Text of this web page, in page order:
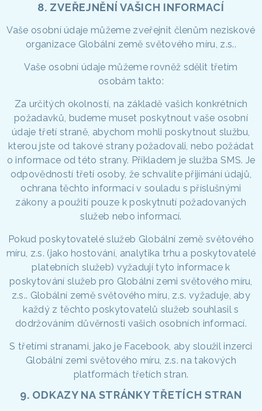
8. ZVEŘEJNĚNÍ VAŠICH INFORMACÍ
Vaše osobní údaje můžeme zveřejnit členům neziskové
organizace Globální země světového míru, z.s..
Vaše osobní údaje můžeme rovněž sdělit třetím
osobám takto:
Za určitých okolností, na základě vašich konkrétních
požadavků, budeme muset poskytnout vaše osobní
údaje třetí straně, abychom mohli poskytnout službu,
kterou jste od takové strany požadovali, nebo požádat
o informace od této strany. Příkladem je služba SMS. Je
odpovědností třetí osoby, že schvalíte přijímání údajů,
ochrana těchto informací v souladu s příslušnými
zákony a použití pouze k poskytnutí požadovaných
služeb nebo informací.
Pokud poskytovatelé služeb Globální země světového
míru, z.s. (jako hostování, analytika trhu a poskytovatelé
platebních služeb) vyžadují tyto informace k
poskytování služeb pro Globální zemi světového míru,
z.s.. Globální země světového míru, z.s. vyžaduje, aby
každý z těchto poskytovatelů služeb souhlasil s
dodržováním důvěrnosti vašich osobních informací.
S třetími stranami, jako je Facebook, aby sloužil inzerci
Globální zemi světového míru, z.s. na takových
platformách třetích stran.
9. ODKAZY NA STRÁNKY TŘETÍCH STRAN